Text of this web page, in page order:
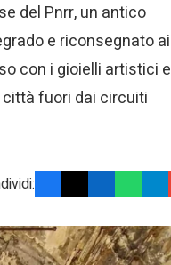
del Pnrr, un antico
e riconsegnato ai
con i gioielli artistici e
fuori dai circuiti